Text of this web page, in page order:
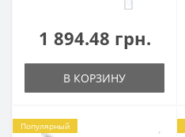
1 894.48 грн.
В КОРЗИНУ
Популярный